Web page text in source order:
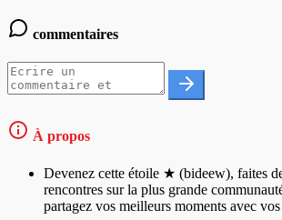
commentaires
À propos
Devenez cette étoile ★ (bideew), faites
rencontres sur la plus grande
partagez vos meilleurs moments avec